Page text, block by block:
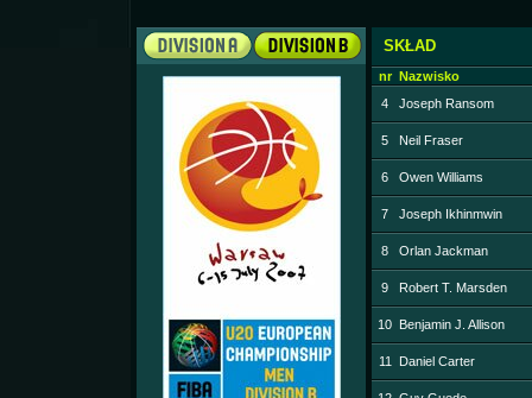
SKŁAD
nr Nazwisko
4
Joseph Ransom
5 Neil Fraser
6 Owen Williams
7 Joseph Ikhinmwin
8 Orlan Jackman
9 Robert T. Marsden
10 Benjamin J. Allison
11 Daniel Carter